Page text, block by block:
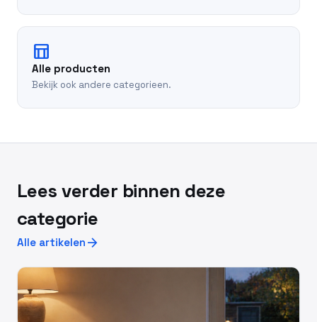
table_chart
Alle producten
Bekijk ook andere categorieen.
Lees verder binnen deze
categorie
Alle artikelen arrow_forward